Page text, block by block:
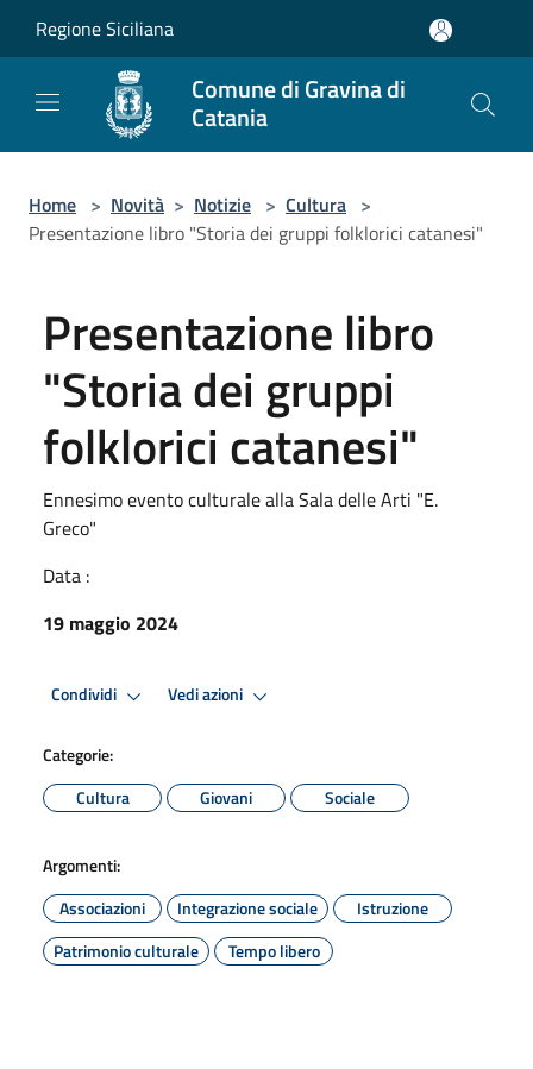
Regione Siciliana
Comune di Gravina di
Catania
Home > Novità > Notizie > Cultura >
Presentazione libro "Storia dei gruppi folklorici catanesi"
Presentazione libro
"Storia dei gruppi
folklorici catanesi"
Ennesimo evento culturale alla Sala delle Arti "E.
Greco"
Data :
19 maggio 2024
Condividi Vedi azioni
Categorie:
Cultura
Giovani Sociale
Argomenti:
Associazioni
Integrazione sociale
Istruzione
Patrimonio culturale
Tempo libero